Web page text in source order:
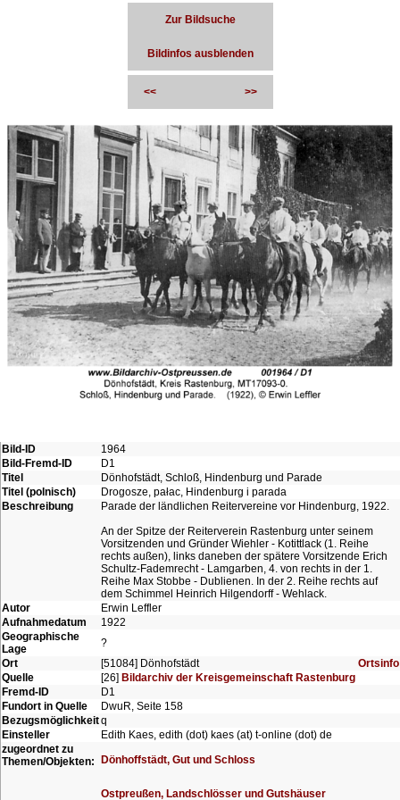
Zur Bildsuche
Bildinfos ausblenden
<< >>
Bild-ID
1964
Bild-Fremd-ID
D1
Titel
Dönhofstädt, Schloß, Hindenburg und Parade
Titel (polnisch)
Drogosze, pałac, Hindenburg i parada
Beschreibung
Parade der ländlichen Reitervereine vor Hindenburg, 1922.
An der Spitze der Reiterverein Rastenburg unter seinem
Vorsitzenden und Gründer Wiehler - Kotittlack (1. Reihe
rechts außen), links daneben der spätere Vorsitzende Erich
Schultz-Fademrecht - Lamgarben, 4. von rechts in der 1.
Reihe Max Stobbe - Dublienen. In der 2. Reihe rechts auf
dem Schimmel Heinrich Hilgendorff - Wehlack.
Autor
Erwin Leffler
Aufnahmedatum
1922
Geographische
Lage
?
Ort
[51084] Dönhofstädt
Ortsinfo
Quelle
[26] Bildarchiv der Kreisgemeinschaft Rastenburg
Fremd-ID
D1
Fundort in Quelle
DwuR, Seite 158
Bezugsmöglichkeitq
Einsteller
Edith Kaes, edith (dot) kaes (at) t-online (dot) de
zugeordnet zu
Themen/Objekten:
Dönhoffstädt, Gut und Schloss
Ostpreußen, Landschlösser und Gutshäuser